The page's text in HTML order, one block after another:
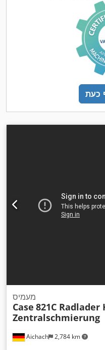
כעת
Aichach 2,784 km
מעמיס
Case 821C Radlader
Zentralschmierung